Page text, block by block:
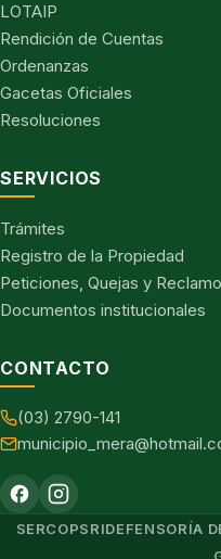
LOTAIP
Rendición de Cuentas
Ordenanzas
Gacetas Oficiales
Resoluciones
SERVICIOS
Trámites
Registro de la Propiedad
Peticiones, Quejas y
Documentos institucionales
CONTACTO
(03) 2790-141
SERCOPSRIDEFENSORÍA